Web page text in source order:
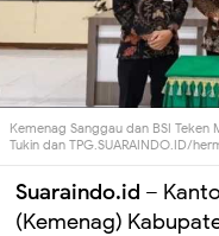
Kemenag Sanggau dan BSI Teken
Tukin dan TPG.SUARAINDO.ID/
Suaraindo.id –
(Kemenag)